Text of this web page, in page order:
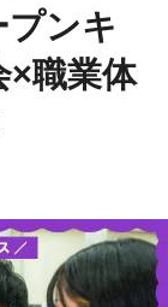
ンキ
職業体